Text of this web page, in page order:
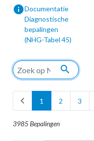
infoDocumentatie
Diagnostische
bepalingen
(NHG-Tabel 45)
search
chevron_left 1 2 3
3985 Bepalingen